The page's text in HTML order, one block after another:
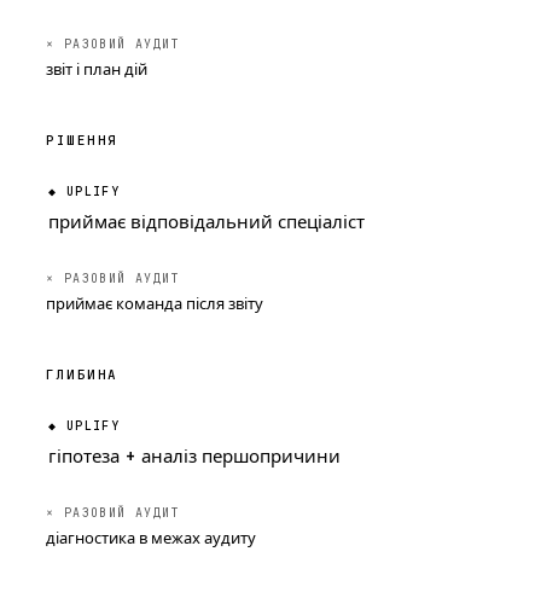
звіт і план дій
РІШЕННЯ
приймає відповідальний спеціаліст
приймає команда після звіту
ГЛИБИНА
гіпотеза + аналіз першопричини
діагностика в межах аудиту